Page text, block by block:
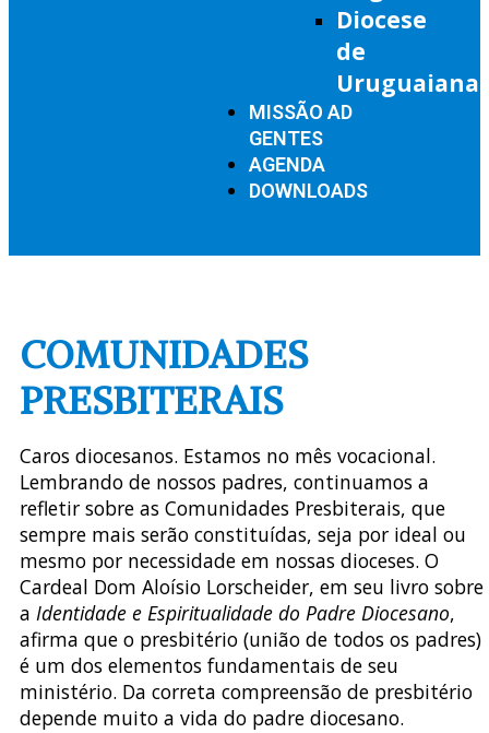
Diocese
de
Uruguaiana
MISSÃO AD
GENTES
AGENDA
DOWNLOADS
COMUNIDADES
PRESBITERAIS
Caros diocesanos. Estamos no mês vocacional.
Lembrando de nossos padres, continuamos a
refletir sobre as Comunidades Presbiterais, que
sempre mais serão constituídas, seja por ideal ou
mesmo por necessidade em nossas dioceses. O
Cardeal Dom Aloísio Lorscheider, em seu livro sobre
a Identidade e Espiritualidade do Padre Diocesano,
afirma que o presbitério (união de todos os padres)
é um dos elementos fundamentais de seu
ministério. Da correta compreensão de presbitério
depende muito a vida do padre diocesano.